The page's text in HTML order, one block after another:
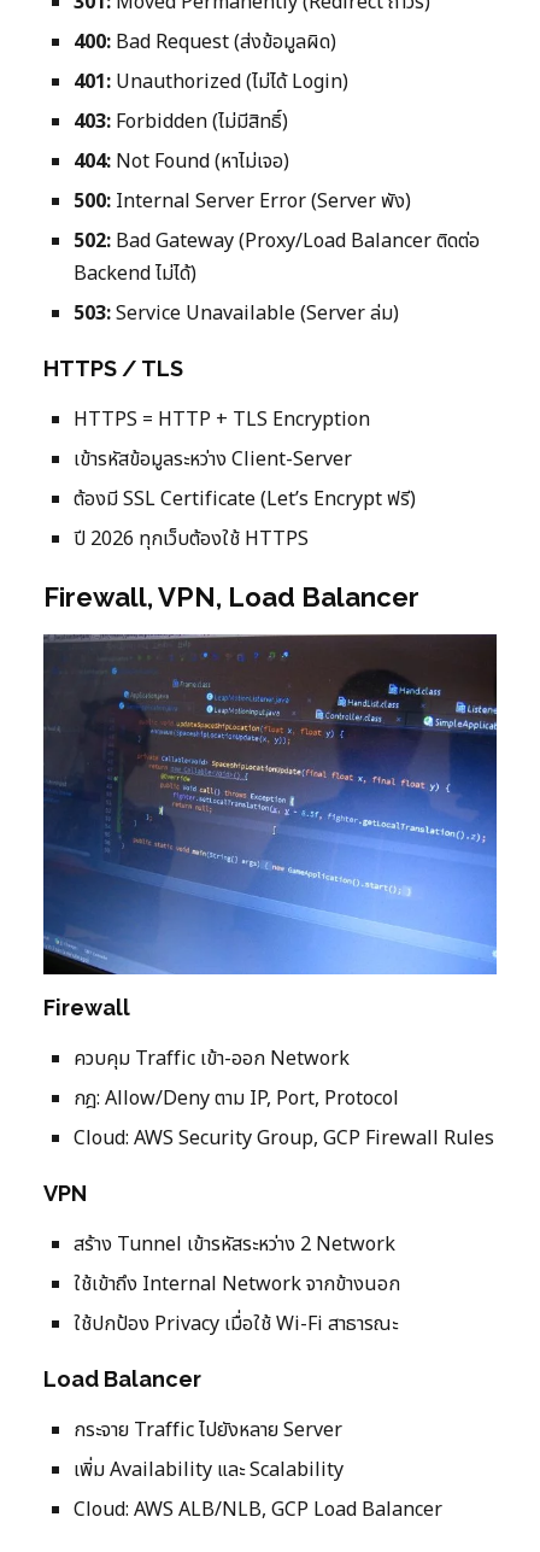
400: Bad Request (ส่งข้อมูลผิด)
401: Unauthorized (ไม่ได้ Login)
403: Forbidden (ไม่มีสิทธิ์)
404: Not Found (หาไม่เจอ)
500: Internal Server Error (Server พัง)
502: Bad Gateway (Proxy/Load Balancer ติดต่อ
Backend ไม่ได้)
503:Service Unavailable (Server ล่ม)
HTTPS / TLS
HTTPS = HTTP + TLS Encryption
เข้ารหัสข้อมูลระหว่าง Client-Server
ต้องมี SSL Certificate (Let’s Encrypt ฟรี)
ปี 2026 ทุกเว็บต้องใช้ HTTPS
Firewall, VPN, Load Balancer
Firewall
ควบคุม Traffic เข้า-ออก Network
กฎ: Allow/Deny ตาม IP, Port, Protocol
Cloud: AWS Security Group, GCP Firewall Rules
VPN
สร้าง Tunnel เข้ารหัสระหว่าง 2 Network
ใช้เข้าถึง Internal Network จากข้างนอก
ใช้ปกป้อง Privacy เมื่อใช้ Wi-Fi สาธารณะ
Load Balancer
กระจาย Traffic ไปยังหลาย Server
เพิ่ม Availability และ Scalability
Cloud: AWS ALB/NLB, GCP Load Balancer